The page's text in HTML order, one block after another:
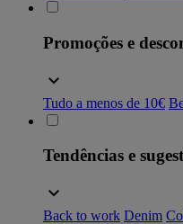
Promoções e
Tudo a menos de 10€
Tendências e
Back to work Denim